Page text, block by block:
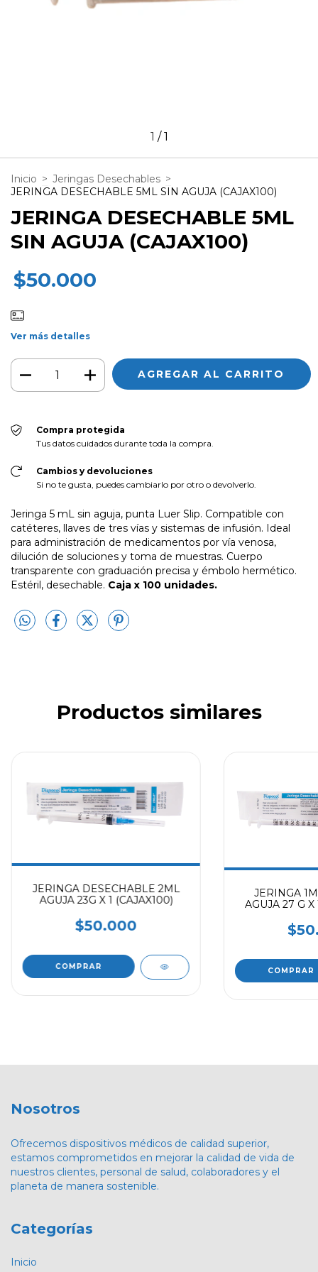
1 /1
Inicio > Jeringas Desechables >
JERINGA DESECHABLE 5ML SIN AGUJA (CAJAX100)
JERINGA DESECHABLE 5ML
SIN AGUJA (CAJAX100)
$50.000
Ver más detalles
Compra protegida
Tus datos cuidados durante toda la compra.
Cambios y devoluciones
Si no te gusta, puedes cambiarlo por otro o devolverlo.
Jeringa 5 mL sin aguja, punta Luer Slip. Compatible con
catéteres, llaves de tres vías y sistemas de infusión. Ideal
para administración de medicamentos por vía venosa,
dilución de soluciones y toma de muestras. Cuerpo
transparente con graduación precisa y émbolo hermético.
Estéril, desechable. Caja x 100 unidades.
Productos similares
JERINGA DESECHABLE 2ML
AGUJA 23G X 1 (CAJAX100)
$50.000
JERINGA
AGUJA 27 G X
Nosotros
Ofrecemos dispositivos médicos de calidad superior,
estamos comprometidos en mejorar la calidad de vida de
nuestros clientes, personal de salud, colaboradores y el
planeta de manera sostenible.
Categorías
Inicio